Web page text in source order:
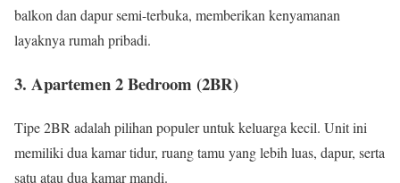
balkon dan dapur semi-terbuka, memberikan kenyamanan
layaknya rumah pribadi.
3. Apartemen 2 Bedroom (2BR)
Tipe 2BR adalah pilihan populer untuk keluarga kecil. Unit ini
memiliki dua kamar tidur, ruang tamu yang lebih luas, dapur, serta
satu atau dua kamar mandi.